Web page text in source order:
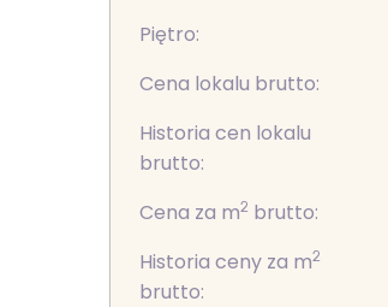
Piętro:
Cena lokalu brutto:
Historia cen lokalu
brutto:
Cena za m2 brutto:
Historia ceny za m2
brutto: